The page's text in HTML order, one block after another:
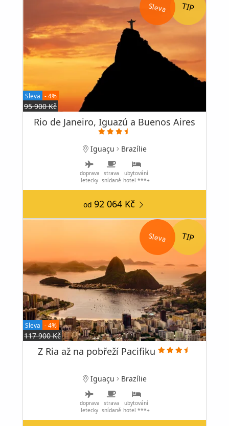
Sleva
Sleva - 4%
95 900 Kč
Rio de Janeiro, Iguazú a Buenos Aires
Iguaçu Brazílie
doprava
letecky
strava
snídaně
ubytování
hotel ***+
od 92 064 Kč
Sleva
Sleva - 4%
117 900 Kč
Z Ria až na pobřeží Pacifiku
Iguaçu Brazílie
doprava
letecky
strava
snídaně
ubytování
hotel ***+